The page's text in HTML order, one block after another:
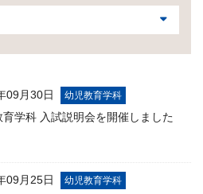
09月30日 幼児教育学科
育学科 入試説明会を開催しました
09月25日 幼児教育学科